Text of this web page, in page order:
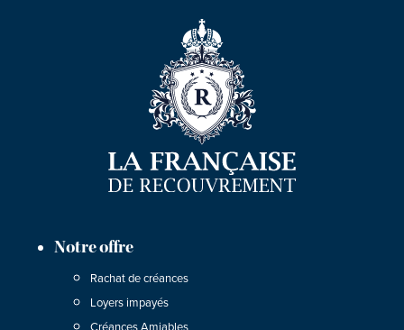
Notre offre
Rachat de créances
Loyers impayés